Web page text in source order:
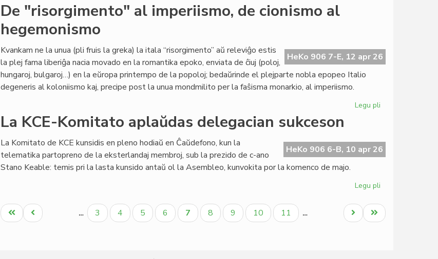
De "risorgimento" al imperiismo, de cionismo al
hegemonismo
HeKo 906 7-E, 12 apr 26
Kvankam ne la unua (pli fruis la greka) la itala “risorgimento” aŭ releviĝo estis
la plej fama liberiĝa nacia movado en la romantika epoko, enviata de ĉiuj (poloj,
hungaroj, bulgaroj…) en la eŭropa printempo de la popoloj; bedaŭrinde el plejparte nobla epopeo Italio
degeneris al koloniismo kaj, precipe post la unua mondmilito per la faŝisma monarkio, al imperiismo.
Legu pli
imperiismo,
de
La KCE-Komitato aplaŭdas delegacian sukceson
HeKo 906 6-B, 10 apr 26
La Komitato de KCE kunsidis en pleno hodiaŭ en Ĉaŭdefono, kun la
telematika partopreno de la eksterlandaj membroj, sub la prezido de c-ano
Stano Keable: temis pri la lasta kunsido antaŭ ol la Asembleo, kunvokita por la komenco de majo.
Legu pli
KCE-
Komitato
Pagination
Unua
paĝo
Antaŭa
paĝo
… Paĝo
3 Paĝo
4 Paĝo
5 Paĝo
6
Aktuala
paĝo
7 Paĝo
8 Paĝo
9 Paĝo
10 Paĝo
11 …
Last
page
Next
page